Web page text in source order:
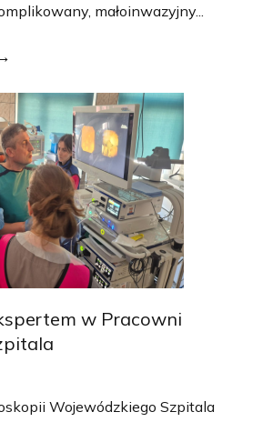
małoinwazyjny...
w Pracowni
Wojewódzkiego Szpitala